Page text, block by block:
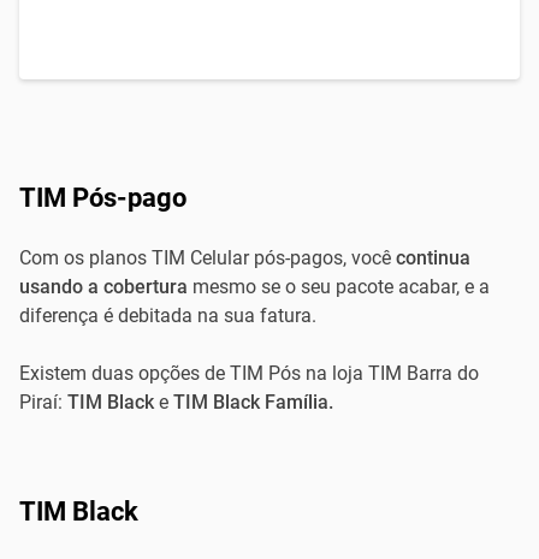
TIM Pós-pago
Com os planos TIM Celular pós-pagos, você continua
usando a cobertura mesmo se o seu pacote acabar, e a
diferença é debitada na sua fatura.
Existem duas opções de TIM Pós na loja TIM Barra do
Piraí: TIM Blacke TIM Black Família.
TIM Black